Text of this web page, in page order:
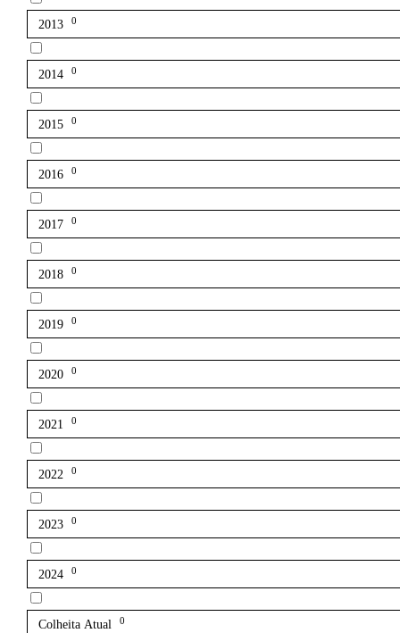
2013 0
2014 0
2015 0
2016 0
2017 0
2018 0
2019 0
2020 0
2021 0
2022 0
2023 0
2024 0
Colheita Atual 0